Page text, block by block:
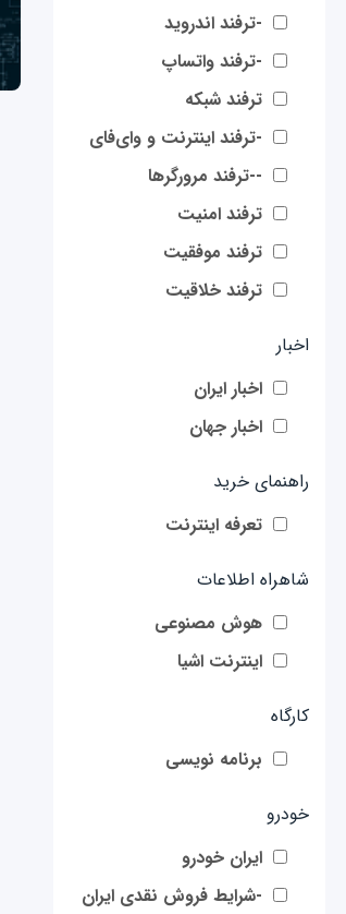
-ترفند اندروید
-ترفند واتساپ
ترفند شبکه
-ترفند اینترنت و وای‌فای
--ترفند مرورگرها
ترفند امنیت
ترفند موفقیت
ترفند خلاقیت
اخبار
اخبار ایران
اخبار جهان
راهنمای خرید
تعرفه اینترنت
شاهراه اطلاعات
هوش مصنوعی
اینترنت اشیا
کارگاه
برنامه نویسی
خودرو
ایران خودرو
-شرایط فروش نقدی ایران